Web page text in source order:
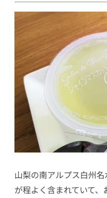
山梨の南アルプス白州
が程よく含まれていて